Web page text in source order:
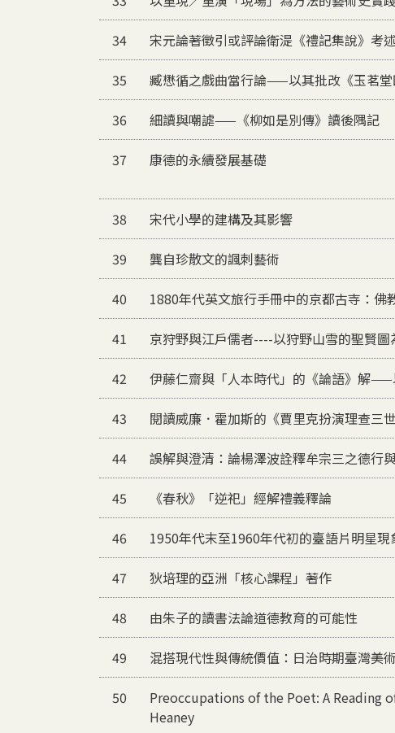
34 宋元論著徵引或評論衛湜《禮記集說》考述
35 臧懋循之戲曲當行論——以其批改《玉茗堂
36 細讀與嘲謔——《柳如是別傳》讀後隅記
37 康德的永續發展基礎
38 宋代小學的建構及其影響
39 龔自珍散文的諷刺藝術
40 1880年代英文旅行手冊中的京都古寺：佛
41 京狩野與江戶儒者----以狩野山雪的聖賢圖
42 伊藤仁齋與「人本時代」的《論語》解
43 閱讀威廉．霍加斯的《賈里克扮演理查三
44 誤解與澄清：論楊澤波詮釋牟宗三之德行
45 《春秋》「逆祀」經解禮義釋論
46 1950年代末至1960年代初的臺語片明星
47 狄培理的亞洲「核心課程」著作
48 由朱子的讀書法論道德教育的可能性
49 混搭現代性與傳統價值：日治時期臺灣美
50
Preoccupations of the Poet: A Reading
Heaney